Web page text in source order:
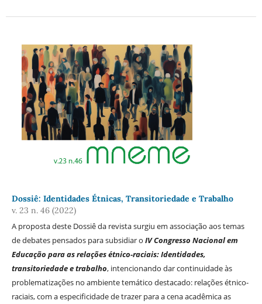
Dossiê: Identidades Étnicas, Transitoriedade e Trabalho
v. 23 n. 46 (2022)
A proposta deste Dossiê da revista surgiu em associação aos temas
de debates pensados para subsidiar o IV Congresso Nacional em
Educação para as relações étnico-raciais: Identidades,
transitoriedade e trabalho, intencionando dar continuidade às
problematizações no ambiente temático destacado: relações étnico-
raciais, com a especificidade de trazer para a cena acadêmica as